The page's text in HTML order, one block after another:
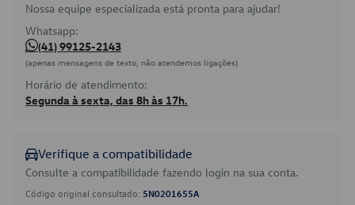
Nossa equipe especializada está pronta para ajudar!
Whatsapp:
(41) 99125-2143
(apenas mensagens de texto, não atendemos ligações)
Horário de atendimento:
Segunda à sexta, das 8h às 17h.
Verifique a compatibilidade
Consulte a compatibilidade fazendo login na sua conta.
Código original consultado: 5N0201655A